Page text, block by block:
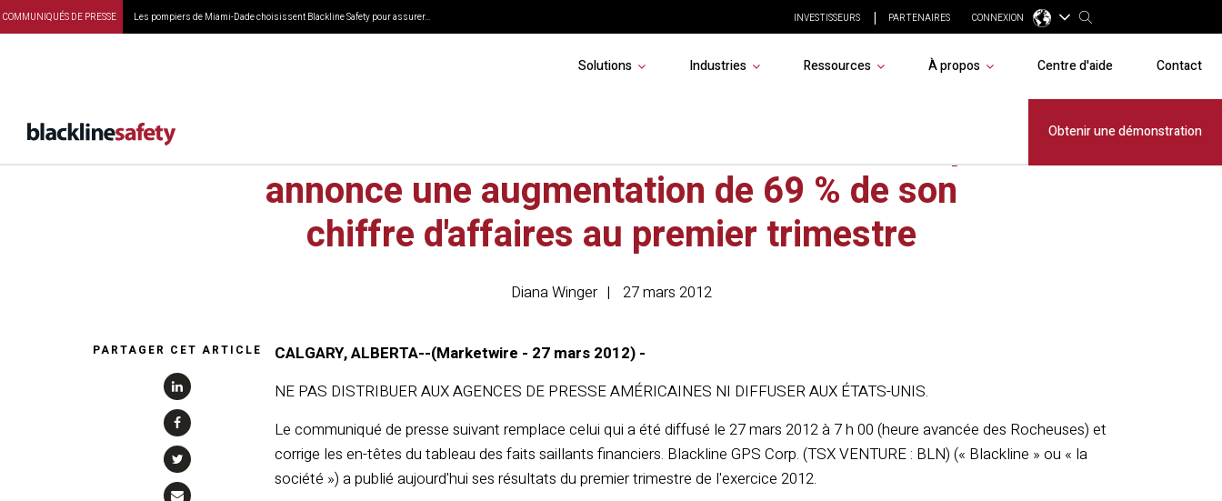
COMMUNIQUÉS DE PRESSE Les pompiers de Miami-Dade choisissent Blackline Safety pour assurer... INVESTISSEURS PARTENAIRES CONNEXION
Solutions Industries Ressources À propos Centre d'aide Contact
Obtenir une démonstration
annonce une augmentation de 69 % de son
chiffre d'affaires au premier trimestre
Diana Winger 27 mars 2012
PARTAGER CET ARTICLE
CALGARY, ALBERTA--(Marketwire - 27 mars 2012) -
NE PAS DISTRIBUER AUX AGENCES DE PRESSE AMÉRICAINES NI DIFFUSER AUX ÉTATS-UNIS.
Le communiqué de presse suivant remplace celui qui a été diffusé le 27 mars 2012 à 7 h 00 (heure avancée des Rocheuses) et
corrige les en-têtes du tableau des faits saillants financiers. Blackline GPS Corp. (TSX VENTURE : BLN) (« Blackline » ou « la
société ») a publié aujourd'hui ses résultats du premier trimestre de l'exercice 2012.